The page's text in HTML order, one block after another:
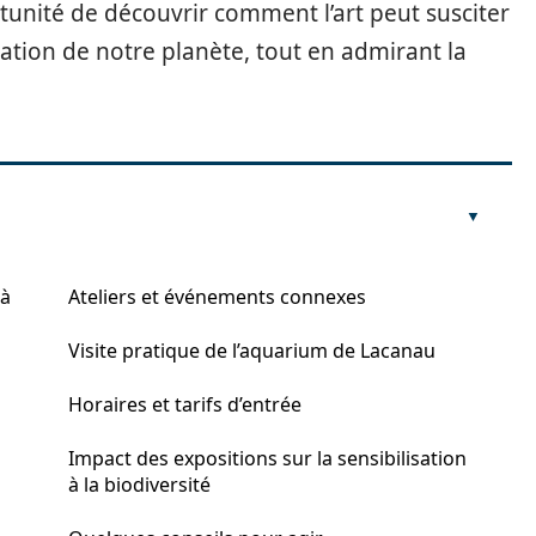
de découvrir comment l’art peut susciter
de notre planète, tout en admirant la
Ateliers et événements connexes
Visite pratique de l’aquarium de Lacanau
Horaires et tarifs d’entrée
Impact des expositions sur la sensibilisation
à la biodiversité